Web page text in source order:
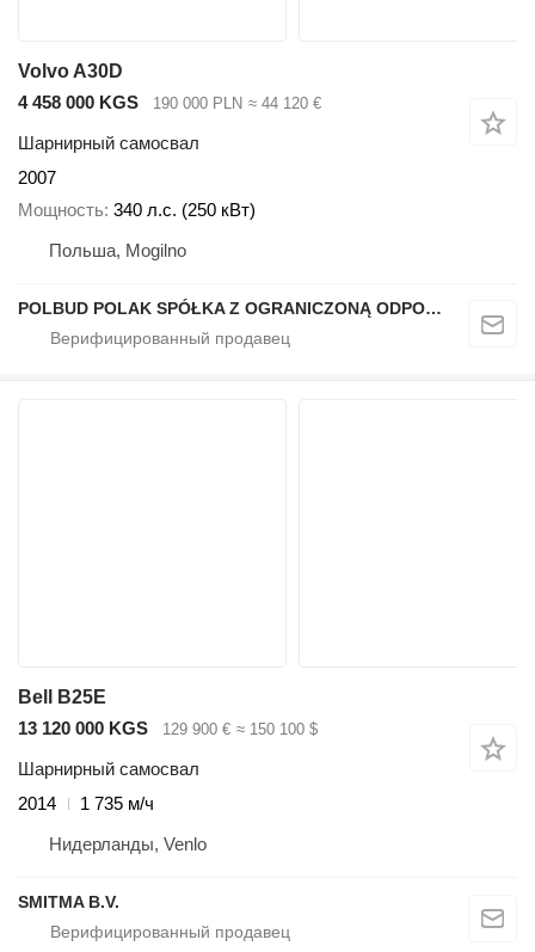
Volvo A30D
4 458 000 KGS
190 000 PLN ≈ 44 120 €
Шарнирный самосвал
2007
Мощность 340 л.с. (250 кВт)
Польша, Mogilno
POLBUD POLAK SPÓŁKA Z OGRANICZONĄ ODPOWIEDZIALNOŚCIĄ
Bell B25E
13 120 000 KGS
129 900 € ≈ 150 100 $
Шарнирный самосвал
2014
1 735 м/ч
Нидерланды, Venlo
SMITMA B.V.